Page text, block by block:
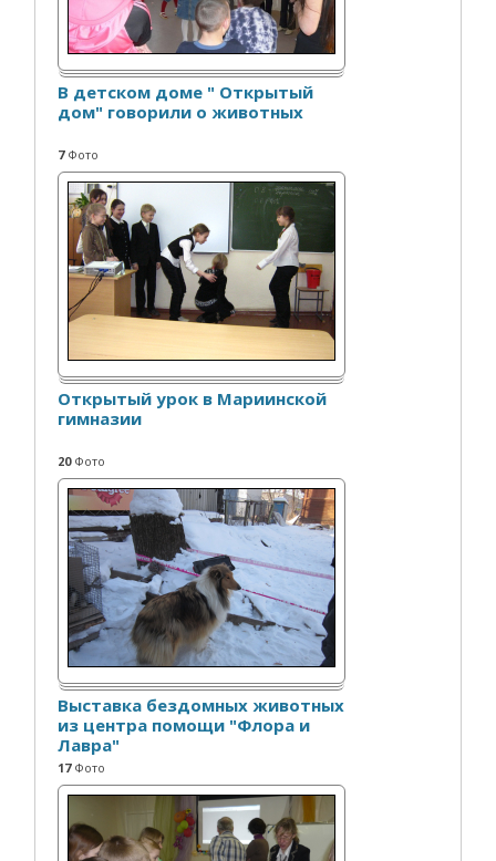
В детском доме " Открытый
дом" говорили о животных
7Фото
Открытый урок в Мариинской
гимназии
20Фото
Выставка бездомных животных
из центра помощи "Флора и
Лавра"
17Фото